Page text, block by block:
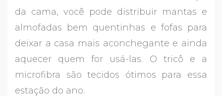
da cama, você pode distribuir mantas e
almofadas bem quentinhas e fofas para
deixar a casa mais aconchegante e ainda
aquecer quem for usá-las. O tricô e a
microfibra são tecidos ótimos para essa
estação do ano.